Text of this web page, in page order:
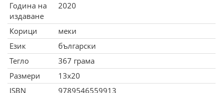
Година на
издаване
2020
Корици
меки
Език
български
Тегло
367 грама
Размери
13x20
ISBN
9789546559913